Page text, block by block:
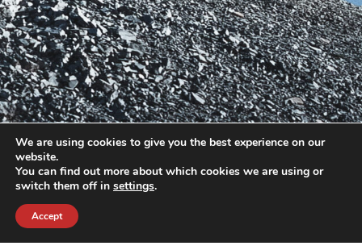
We are using cookies to give you the best experience on our
website.
You can find out more about which cookies we are using or
switch them off in settings.
Accept